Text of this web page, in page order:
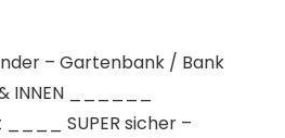
– Gartenbank / Bank
INNEN ______
SUPER sicher –